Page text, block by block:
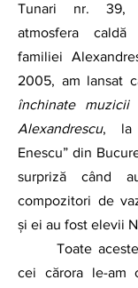
Tunari nr. 39,
atmosfera
familiei
2005, am lansat
închinate
Alexandrescu, la
Enescu” din
surpriză când
compozitori de
și ei au fost elevii
cei cărora le-am